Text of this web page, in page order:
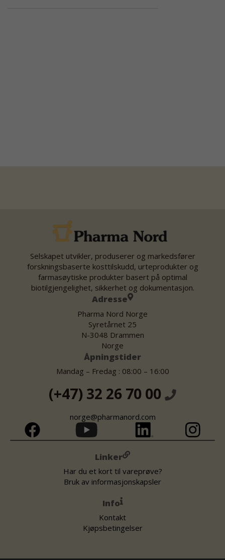
Selskapet utvikler, produserer og markedsfører
forskningsbaserte kosttilskudd, urteprodukter og
farmasøytiske produkter basert på optimal
biotilgjengelighet, sikkerhet og dokumentasjon.
Adresse
Pharma Nord Norge
Syretårnet 25
N-3048 Drammen
Norge
Åpningstider
Mandag – Fredag : 08:00 – 16:00
(+47) 32 26 70 00
norge@pharmanord.com
Linker
Har du et kort til vareprøve?
Bruk av informasjonskapsler
Info
Kontakt
Kjøpsbetingelser